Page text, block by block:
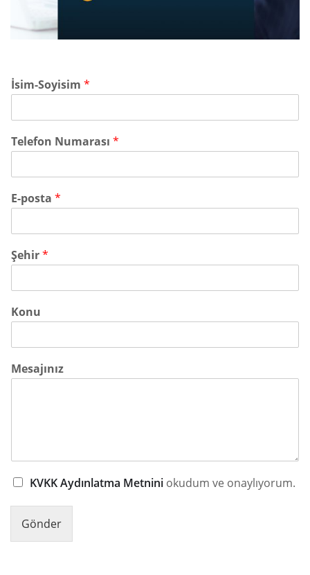
İsim-Soyisim *
Telefon Numarası *
E-posta *
Şehir*
Konu
Mesajınız
KVKK Aydınlatma Metnini okudum ve onaylıyorum.
Gönder